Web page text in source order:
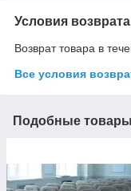
Условия возврата
Возврат товара в
Все условия
Подобные